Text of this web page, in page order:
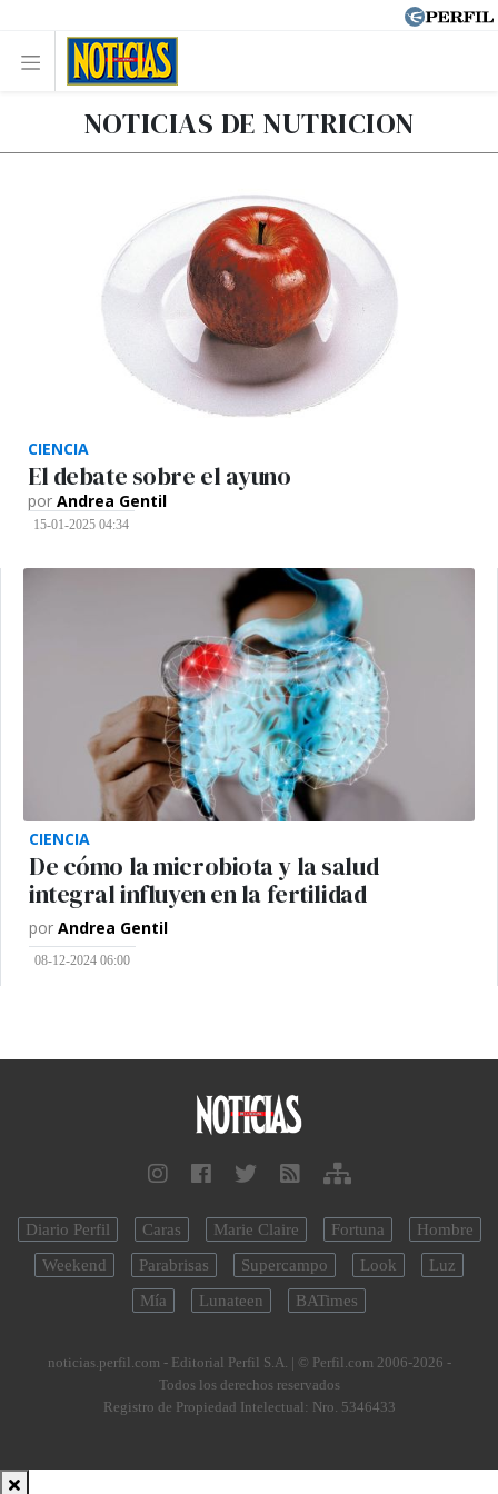
NOTICIAS DE NUTRICION
CIENCIA
El debate sobre el ayuno
por Andrea Gentil
15-01-2025 04:34
CIENCIA
De cómo la microbiota y la salud
integral influyen en la fertilidad
por Andrea Gentil
08-12-2024 06:00
Diario Perfil Caras Marie Claire Fortuna
Hombre
Weekend
Parabrisas Supercampo Look
Luz
Mía
Lunateen BATimes
noticias.perfil.com - Editorial Perfil S.A. | © Perfil.com 2006-2026 -
Todos los derechos reservados
Registro de Propiedad Intelectual: Nro. 5346433